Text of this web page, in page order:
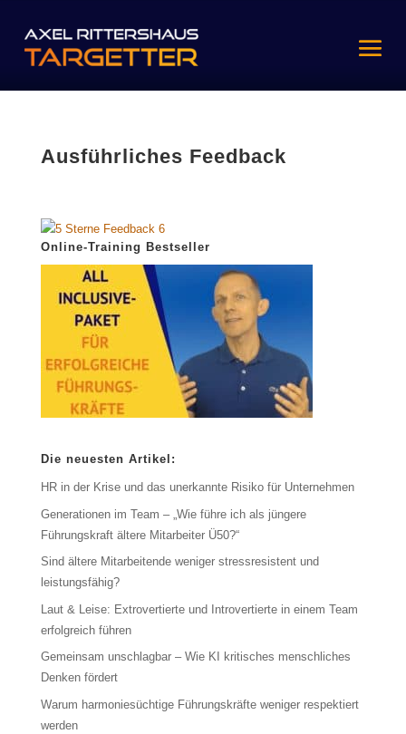
Ausführliches Feedback
Online-Training Bestseller
Die neuesten Artikel:
HR in der Krise und das unerkannte Risiko für Unternehmen
Generationen im Team – „Wie führe ich als jüngere
Führungskraft ältere Mitarbeiter Ü50?“
Sind ältere Mitarbeitende weniger stressresistent und
leistungsfähig?
Laut & Leise: Extrovertierte und Introvertierte in einem Team
erfolgreich führen
Gemeinsam unschlagbar – Wie KI kritisches menschliches
Denken fördert
Warum harmoniesüchtige Führungskräfte weniger respektiert
werden